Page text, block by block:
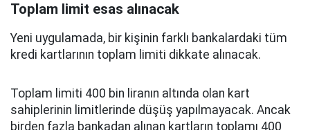
Toplam limit esas alınacak
Yeni uygulamada, bir kişinin farklı bankalardaki tüm
kredi kartlarının toplam limiti dikkate alınacak.
Toplam limiti 400 bin liranın altında olan kart
sahiplerinin limitlerinde düşüş yapılmayacak. Ancak
birden fazla bankadan alınan kartların toplamı 400